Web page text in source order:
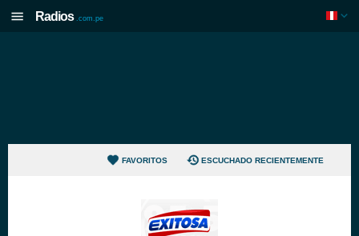
Radios .com.pe
FAVORITOS ESCUCHADO RECIENTEMENTE